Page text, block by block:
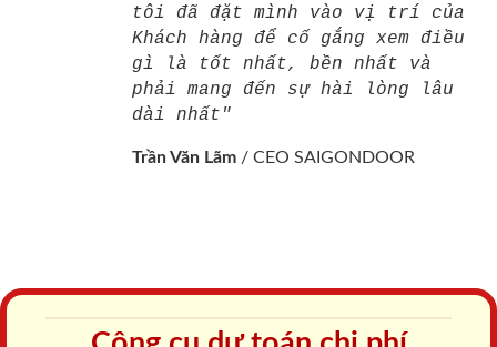
tôi đã đặt mình vào vị trí của
Khách hàng để cố gắng xem điều
gì là tốt nhất, bền nhất và
phải mang đến sự hài lòng lâu
dài nhất"
Trần Văn Lãm / CEO SAIGONDOOR